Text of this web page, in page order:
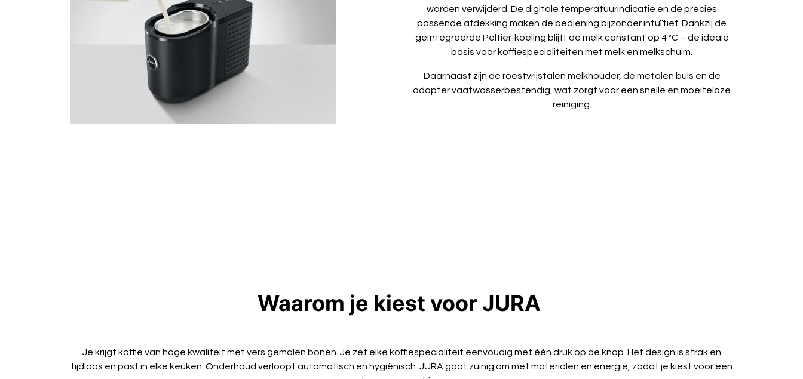
worden verwijderd. De digitale temperatuurindicatie en de precies
passende afdekking maken de bediening bijzonder intuïtief. Dankzij de
geïntegreerde Peltier-koeling blijft de melk constant op 4 °C – de ideale
basis voor koffiespecialiteiten met melk en melkschuim.
Daarnaast zijn de roestvrijstalen melkhouder, de metalen buis en de
adapter vaatwasserbestendig, wat zorgt voor een snelle en moeiteloze
reiniging.
Waarom je kiest voor JURA
Je krijgt koffie van hoge kwaliteit met vers gemalen bonen. Je zet elke koffiespecialiteit eenvoudig met één druk op de knop. Het design is strak en
tijdloos en past in elke keuken. Onderhoud verloopt automatisch en hygiënisch. JURA gaat zuinig om met materialen en energie, zodat je kiest voor een